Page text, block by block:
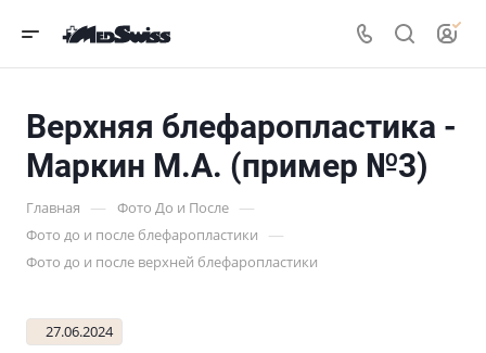
Верхняя блефаропластика -
Маркин М.А. (пример №3)
Главная — Фото До и После —
Фото до и после блефаропластики —
Фото до и после верхней блефаропластики
27.06.2024